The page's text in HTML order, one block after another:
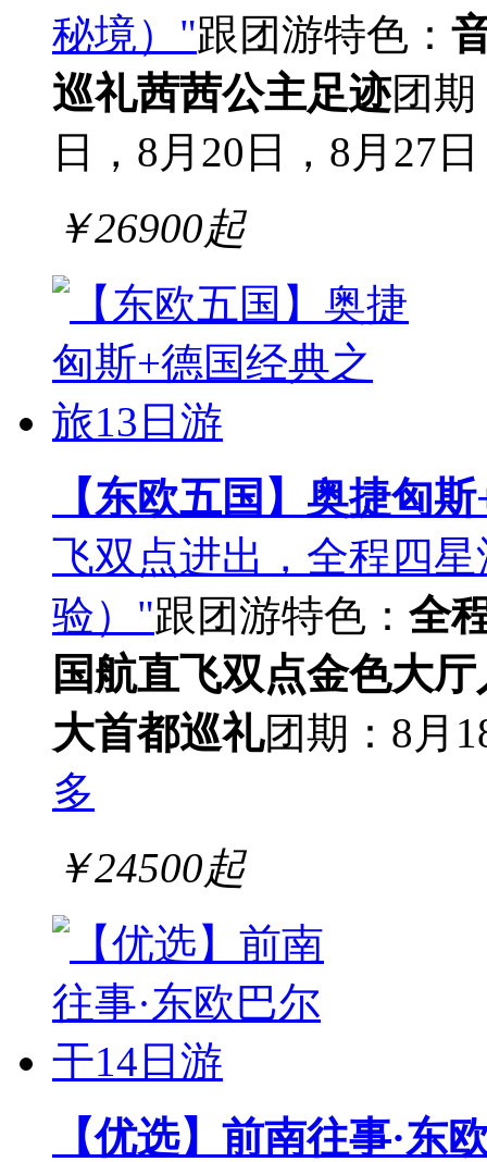
秘境）"跟团游特色：
巡礼茜茜公主足迹团
日，8月20日，8月27
￥26900起
【东欧五国】奥捷匈
飞双点进出，全程四
验）"跟团游特色： 全
国航直飞双点金色大厅
大首都巡礼团期：8月
多
￥24500起
【优选】前南往事·东